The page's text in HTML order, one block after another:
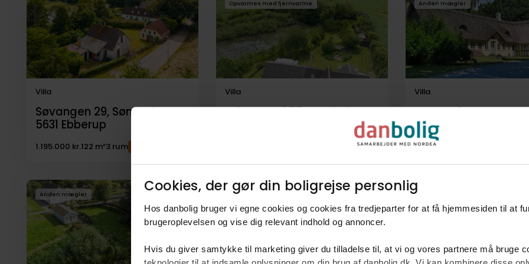
Cookies, der gør din boligrejse personlig​
Hos danbolig bruger vi egne cookies og cookies fra tredjeparter for at få hjemmesiden til at
brugeroplevelsen og vise dig relevant indhold og annoncer.​
Hvis du giver samtykke til marketing giver du tilladelse til, at vi og vores partnere må bruge
til
salg
Villa
Søvangen 29, Sønderby,
5631 Ebberup
1.195.000 kr.122 m²3 rum
Opvarmes med fjernvarme
Villa
Rybergsvej 55, Sønderby,
Anden mægler
Villa
Ruerne 2,
5620
1.295.000 kr.
Anden mægler Anden mægler